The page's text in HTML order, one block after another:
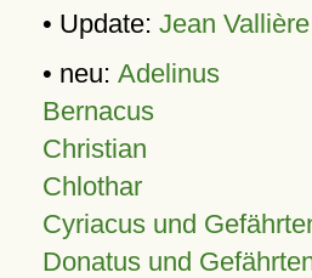
• Update: Jean Vallière
• neu: Adelinus
Bernacus
Christian
Chlothar
Cyriacus und
Donatus und